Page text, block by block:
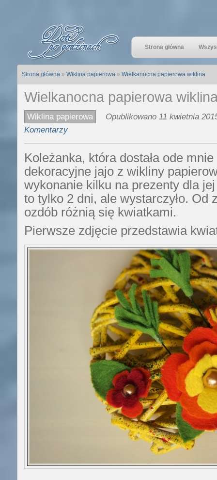
Strona główna
Strona główna» Wiklina papierowa» Wielkanocna papierowa wiklina
Wielkanocna papierowa
Wiklina papierowa
Opublikowano 11 kwietnia
Komentarzy
Koleżanka, która dostała ode
dekoracyjne jajo z wikliny
wykonanie kilku na prezenty dla
to tylko 2 dni, ale wystarczyło. Od
ozdób różnią się kwiatkami.
Pierwsze zdjęcie przedstawia